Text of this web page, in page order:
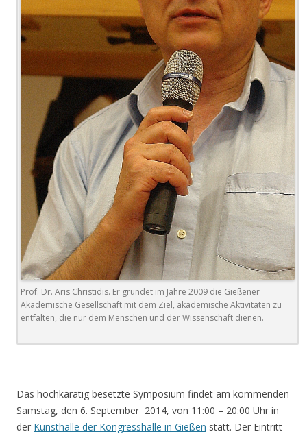
Prof. Dr. Aris Christidis. Er gründet im Jahre 2009 die Gießener
Akademische Gesellschaft mit dem Ziel, akademische Aktivitäten zu
entfalten, die nur dem Menschen und der Wissenschaft dienen.
Das hochkarätig besetzte Symposium findet am kommenden
Samstag, den 6. September 2014, von 11:00 – 20:00 Uhr in
der Kunsthalle der Kongresshalle in Gießen statt. Der Eintritt